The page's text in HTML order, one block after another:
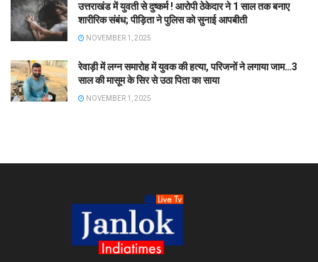
उत्तराखंड में युवती से दुष्कर्म ! आरोपी ठेकेदार ने 1 साल तक बनाए
शारीरिक संबंध; पीड़िता ने पुलिस को सुनाई आपबीती
NOVEMBER 1, 2025
रेवाड़ी में लग्न समारोह में युवक की हत्या, परिजनों ने लगाया जाम…3
साल की मासूम के सिर से उठा पिता का साया
NOVEMBER 1, 2025